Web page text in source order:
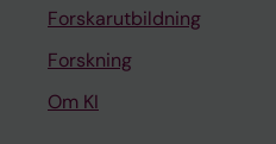
Forskarutbildning
Forskning
Om KI